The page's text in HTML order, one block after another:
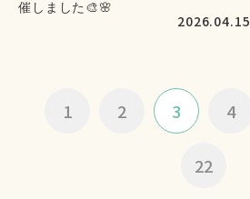
2026.04.15
1 2 3 4
22